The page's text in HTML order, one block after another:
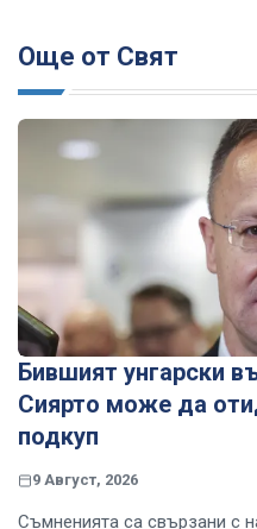
Още от Свят
Бившият унгарски
Сиярто може да
подкуп
9 Август, 2026
Съмненията са свързани с